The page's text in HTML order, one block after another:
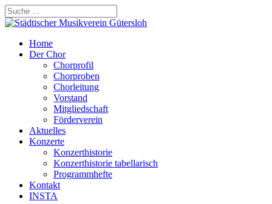
Skip
to
content
Close
search
Menu
Home
Der Chor
Chorprofil
Chorproben
Chorleitung
Vorstand
Mitgliedschaft
Förderverein
Aktuelles
Konzerte
Konzerthistorie
Konzerthistorie tabellarisch
Programmhefte
Kontakt
INSTA